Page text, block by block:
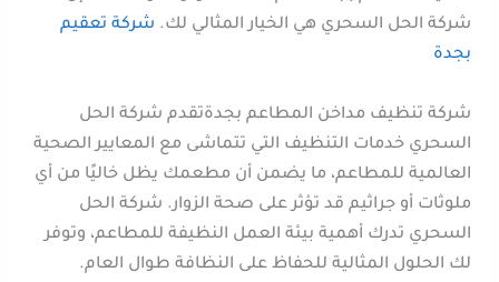
شركة الحل السحري هي الخيار المثالي لك. شركة تعقيم
بجدة
شركة تنظيف مداخن المطاعم بجدةتقدم شركة الحل
السحري خدمات التنظيف التي تتماشى مع المعايير الصحية
العالمية للمطاعم، ما يضمن أن مطعمك يظل خاليًا من أي
ملوثات أو جراثيم قد تؤثر على صحة الزوار. شركة الحل
السحري تدرك أهمية بيئة العمل النظيفة للمطاعم، وتوفر
لك الحلول المثالية للحفاظ على النظافة طوال العام.